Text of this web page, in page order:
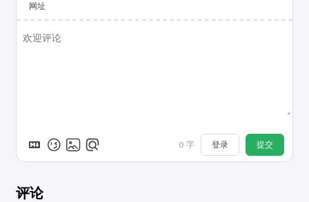
网址
0 字 登录 提交
评论